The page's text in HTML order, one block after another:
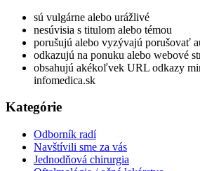
sú vulgárne alebo urážlivé
nesúvisia s titulom alebo témou
porušujú alebo vyzývajú porušovať
odkazujú na ponuku alebo webové
obsahujú akékoľvek URL odkazy
infomedica.sk
Kategórie
Odborník radí
Navštívili sme za vás
Jednodňová chirurgia